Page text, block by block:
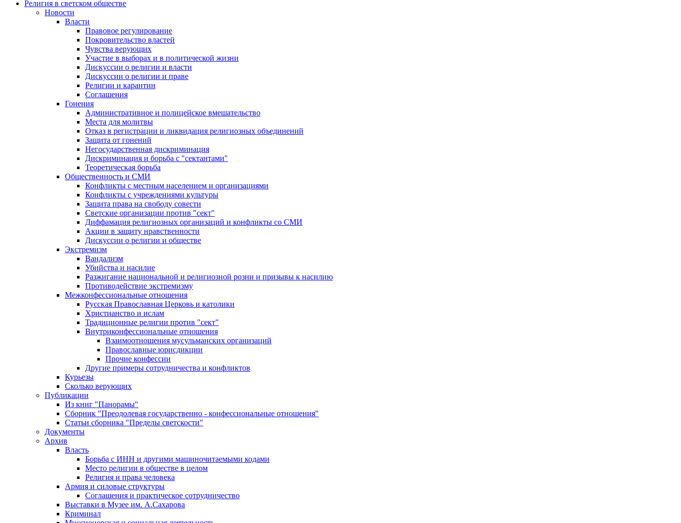
Религия в светском обществе
Новости
Власти
Правовое регулирование
Покровительство властей
Чувства верующих
Участие в выборах и в политической жизни
Дискуссии о религии и власти
Дискуссии о религии и праве
Религии и карантин
Соглашения
Гонения
Административное и полицейское вмешательство
Места для молитвы
Отказ в регистрации и ликвидация религиозных объединений
Защита от гонений
Негосударственная дискриминация
Дискриминация и борьба с "сектантами"
Теоретическая борьба
Общественность и СМИ
Конфликты с местным населением и организациями
Конфликты с учреждениями культуры
Защита права на свободу совести
Светские организации против "сект"
Диффамация религиозных организаций и конфликты со СМИ
Акции в защиту нравственности
Дискуссии о религии и обществе
Экстремизм
Вандализм
Убийства и насилие
Разжигание национальной и религиозной розни и призывы к насилию
Противодействие экстремизму
Межконфессиональные отношения
Русская Православная Церковь и католики
Христианство и ислам
Традиционные религии против "сект"
Внутриконфессиональные отношения
Взаимоотношения мусульманских организаций
Православные юрисдикции
Прочие конфессии
Другие примеры сотрудничества и конфликтов
Курьезы
Сколько верующих
Публикации
Из книг "Панорамы"
Сборник "Преодолевая государственно - конфессиональные отношения"
Статьи сборника "Пределы светскости"
Документы
Архив
Власть
Борьба с ИНН и другими машиночитаемыми кодами
Место религии в обществе в целом
Религия и права человека
Армия и силовые структуры
Соглашения и практическое сотрудничество
Выставки в Музее им. А.Сахарова
Криминал